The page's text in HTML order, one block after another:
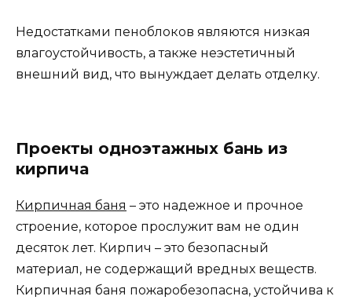
Недостатками пеноблоков являются низкая
влагоустойчивость, а также неэстетичный
внешний вид, что вынуждает делать отделку.
Проекты одноэтажных бань из
кирпича
Кирпичная баня – это надежное и прочное
строение, которое прослужит вам не один
десяток лет. Кирпич – это безопасный
материал, не содержащий вредных веществ.
Кирпичная баня пожаробезопасна, устойчива к